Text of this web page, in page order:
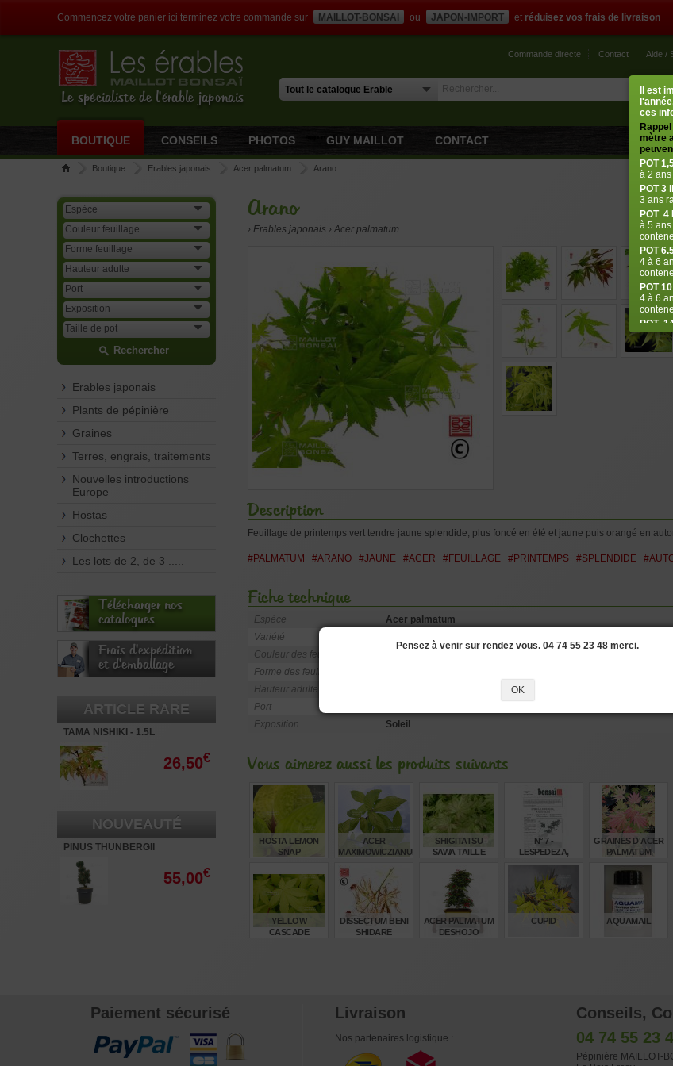
Commencez votre panier ici terminez votre commande sur MAILLOT-BONSAI ou JAPON-IMPORT et réduisez vos frais de livraison
Le spécialiste de l'érable japonais
Commande directe Contact Aide /
BOUTIQUE CONSEILS PHOTOS GUY MAILLOT CONTACT
Boutique Erables japonais Acer palmatum Arano
Rechercher
Erables japonais
Plants de pépinière
Graines
Terres, engrais, traitements
Nouvelles introductions
Europe
Hostas
Clochettes
Les lots de 2, de 3 .....
Télécharger nos
catalogues
Frais d'expédition
et d'emballage
ARTICLE RARE
TAMA NISHIKI - 1.5L
26,50€
NOUVEAUTÉ
PINUS THUNBERGII
55,00€
Arano
› Erables japonais › Acer palmatum
Description
Feuillage de printemps vert tendre jaune splendide, plus foncé en été et jaune puis orangé en
#PALMATUM #ARANO #JAUNE #ACER #FEUILLAGE #PRINTEMPS #SPLENDIDE
Fiche technique
Espèce Acer palmatum
Variété
Couleur des feuilles
Forme des feuilles
Hauteur adulte
Port
Exposition
Soleil
Vous aimerez aussi les produits suivants
HOSTA LEMON
SNAP
14,00
ACER
MAXIMOWICZIANUM
32,00€
SHIGITATSU
SAWA TAILLE
32,00
N° 7 -
LESPEDEZA,
SPIREA
4,00€
GRAINES D'ACER
PALMATUM
8,00
YELLOW
CASCADE
DISSECTUM BENI
SHIDARE
ACER PALMATUM
DESHOJO
CUPID AQUAMAIL
Paiement sécurisé Livraison
Nos partenaires logistique :
Conseils,
04 74 55 23
Pépinière MAILLOT-
Pensez à venir sur rendez vous. 04 74 55 23 48 merci.
OK
Il est
ces
mètre
POT
à 2
POT3
3 ans
POT 4
à 5
POT
4 à 6
POT
4 à 6
POT
de 5 à
5 à 8
mais